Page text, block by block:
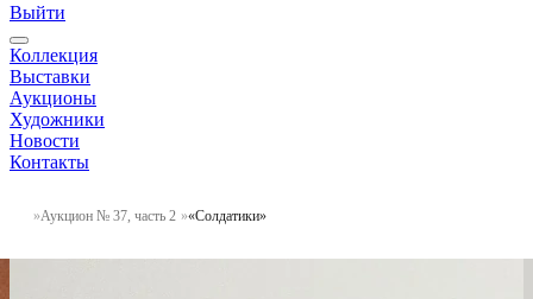
Выйти
Коллекция
Выставки
Аукционы
Художники
Новости
Контакты
Аукцион № 37, часть 2 «Солдатики»